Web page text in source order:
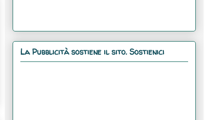
La Pubblicità sostiene il sito. Sostienici